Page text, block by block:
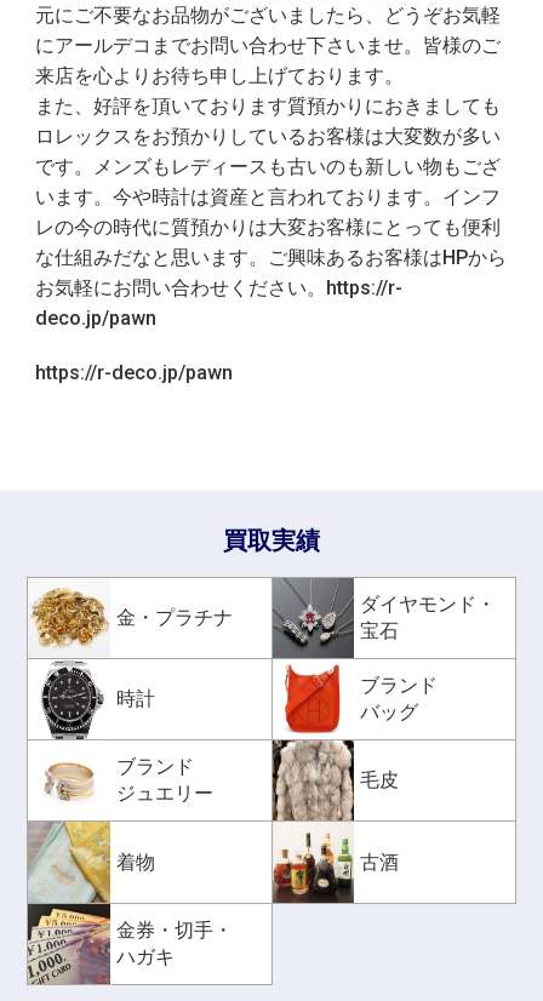
元にご不要なお品物がございましたら、どうぞお気軽
にアールデコまでお問い合わせ下さいませ。皆様のご
来店を心よりお待ち申し上げております。
また、好評を頂いております質預かりにおきましても
ロレックスをお預かりしているお客様は大変数が多い
です。メンズもレディースも古いのも新しい物もござ
います。今や時計は資産と言われております。インフ
レの今の時代に質預かりは大変お客様にとっても便利
な仕組みだなと思います。ご興味あるお客様はHPから
お気軽にお問い合わせください。https://r-
deco.jp/pawn
https://r-deco.jp/pawn
買取実績
金・プラチナ
ダイヤモンド・
宝石
時計
ブランド
バッグ
ブランド
ジュエリー
毛皮
着物 古酒
金券・切手・
ハガキ